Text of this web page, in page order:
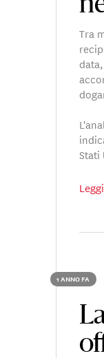
Tra
Stati
1 ANNO FA